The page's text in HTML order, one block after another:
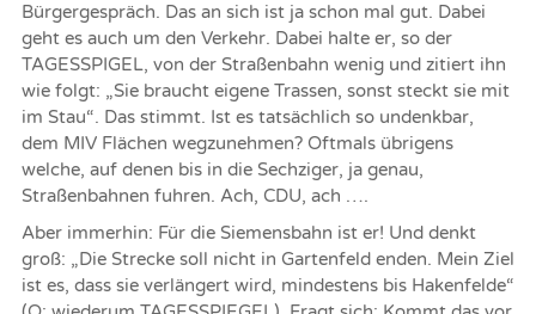
Bürgergespräch. Das an sich ist ja schon mal gut. Dabei
geht es auch um den Verkehr. Dabei halte er, so der
TAGESSPIGEL, von der Straßenbahn wenig und zitiert ihn
wie folgt: „Sie braucht eigene Trassen, sonst steckt sie mit
im Stau“. Das stimmt. Ist es tatsächlich so undenkbar,
dem MIV Flächen wegzunehmen? Oftmals übrigens
welche, auf denen bis in die Sechziger, ja genau,
Straßenbahnen fuhren. Ach, CDU, ach ….
Aber immerhin: Für die Siemensbahn ist er! Und denkt
groß: „Die Strecke soll nicht in Gartenfeld enden. Mein Ziel
ist es, dass sie verlängert wird, mindestens bis Hakenfelde“